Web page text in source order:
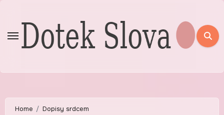
content
Home
Dopisy srdcem